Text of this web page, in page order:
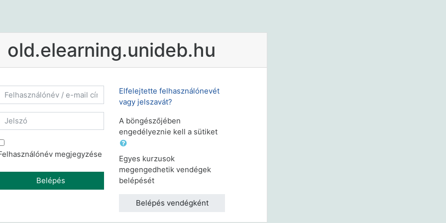
old.elearning.unideb.hu
Felhasználónév / e-mail cím
Jelszó
megjegyzése
Belépés
Elfelejtette felhasználónevét
vagy jelszavát?
A böngészőjében
engedélyeznie kell a sütiket
Egyes kurzusok
megengedhetik vendégek
belépését
Belépés vendégként